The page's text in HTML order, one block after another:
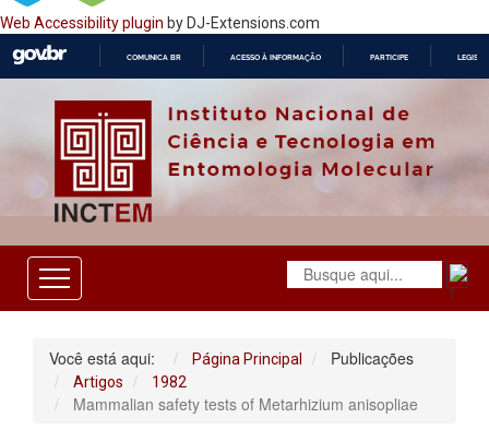
Web Accessibility plugin by DJ-Extensions.com
O
COMUNICA BR ACESSO À INFORMAÇÃO PARTICIPE
Você está aqui: Página Principal Publicações
Artigos 1982
Mammalian safety tests of Metarhizium anisopliae